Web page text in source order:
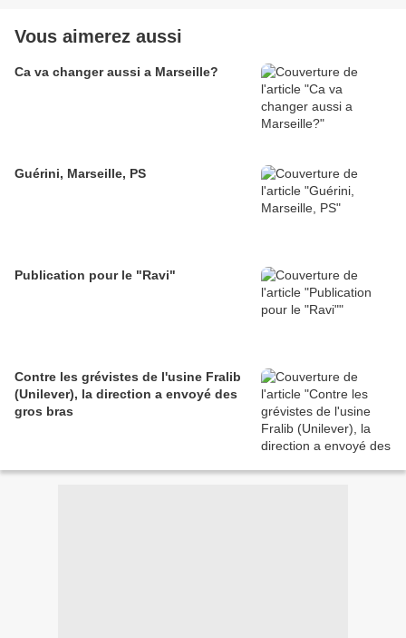
Vous aimerez aussi
Ca va changer aussi a Marseille?
Guérini, Marseille, PS
Publication pour le "Ravi"
Contre les grévistes de l'usine Fralib
(Unilever), la direction a envoyé des
gros bras